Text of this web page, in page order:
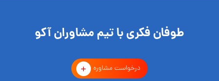
طوفان فکری با تیم مشاوران آکو
درخواست مشاوره